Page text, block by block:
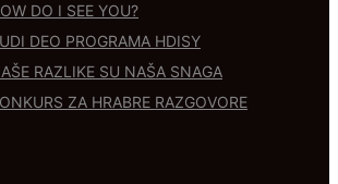
DO I SEE YOU?
DEO PROGRAMA HDISY
RAZLIKE SU NAŠA SNAGA
ZA HRABRE RAZGOVORE